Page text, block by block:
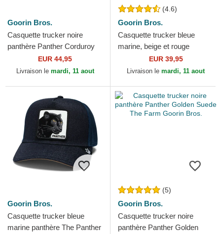
Goorin Bros.
Casquette trucker noire
panthère Panther Corduroy
Camo The Farm Goorin
Bros.
EUR 44,95
Livraison le mardi, 11 aout
(4.6)
Goorin Bros.
Casquette trucker bleue
marine, beige et rouge
panthère The Panther The
Farm Goorin Bros.
EUR 39,95
Livraison le mardi, 11 aout
Goorin Bros.
Casquette trucker bleue
marine panthère The Panther
(5)
Goorin Bros.
Casquette trucker noire
panthère Panther Golden